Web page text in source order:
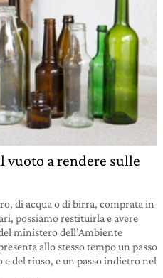
a rendere sulle
di acqua o di birra, comprata in
possiamo restituirla e avere
ministero dell’Ambiente
allo stesso tempo un passo
del riuso, e un passo indietro nel